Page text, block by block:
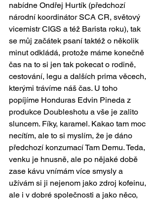
nabídne Ondřej Hurtík (předchozí
národní koordinátor SCA CR, světový
vicemistr CIGS a též Barista roku), tak
se můj začátek psaní taktéž o několik
minut odkládá, protože máme konečně
čas na to si jen tak pokecat o rodině,
cestování, legu a dalších prima věcech,
kterými trávíme náš čas. U toho
popíjíme Honduras Edvin Pineda z
produkce Doubleshotu a vše je zalito
sluncem. Fíky, karamel. Kakao tam moc
necítím, ale to si myslím, že je dáno
předchozí konzumací Tam Demu. Teda,
venku je hnusně, ale po nějaké době
zase kávu vnímám více smysly a
užívám si ji nejenom jako zdroj kofeinu,
ale i v dobré společnosti a jako něco,